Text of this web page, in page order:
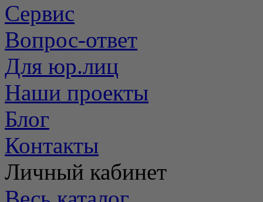
Сервис
Вопрос-ответ
Для юр.лиц
Наши проекты
Блог
Контакты
Личный кабинет